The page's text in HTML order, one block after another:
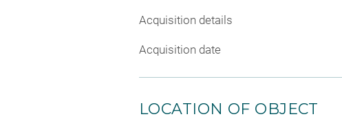
Acquisition details
Acquisition date
LOCATION OF OBJECT